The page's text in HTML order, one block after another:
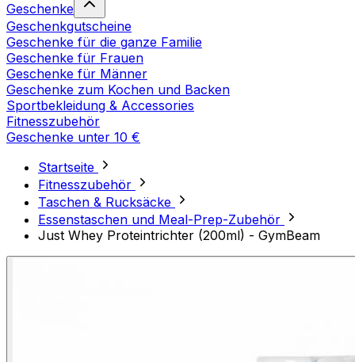
Geschenke
Geschenkgutscheine
Geschenke für die ganze Familie
Geschenke für Frauen
Geschenke für Männer
Geschenke zum Kochen und Backen
Sportbekleidung & Accessories
Fitnesszubehör
Geschenke unter 10 €
Startseite
Fitnesszubehör
Taschen & Rucksäcke
Essenstaschen und Meal-Prep-Zubehör
Just Whey Proteintrichter (200ml) - GymBeam